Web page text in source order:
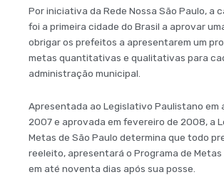
Por iniciativa da Rede Nossa São Paulo, a
foi a primeira cidade do Brasil a aprovar
obrigar os prefeitos a apresentarem um
metas quantitativas e qualitativas para
administração municipal.
Apresentada ao Legislativo Paulistano em
2007 e aprovada em fevereiro de 2008, a
Metas de São Paulo determina que todo
reeleito, apresentará o Programa de
em até noventa dias após sua posse.